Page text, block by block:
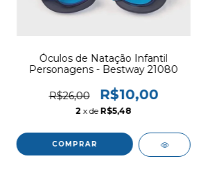
Óculos de Natação Infantil
Personagens - Bestway 21080
R$26,00 R$10,00
2 x de R$5,48